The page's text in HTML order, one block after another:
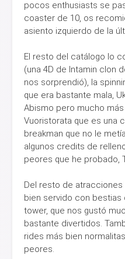
pocos enthusiasts se
coaster de 10, os
asiento izquierdo de la
El resto del catálogo lo
(una 4D de Intamin clon
nos sorprendió), la
que era bastante mala,
Abismo pero mucho
Vuoristorata que es una
breakman que no le
algunos credits de
peores que he probado,
Del resto de atracciones
bien servido con bestias
tower, que nos gustó
bastante divertidos.
rides más bien
peores.